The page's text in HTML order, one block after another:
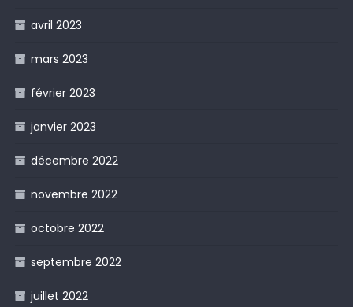
avril 2023
mars 2023
février 2023
janvier 2023
décembre 2022
novembre 2022
octobre 2022
septembre 2022
juillet 2022